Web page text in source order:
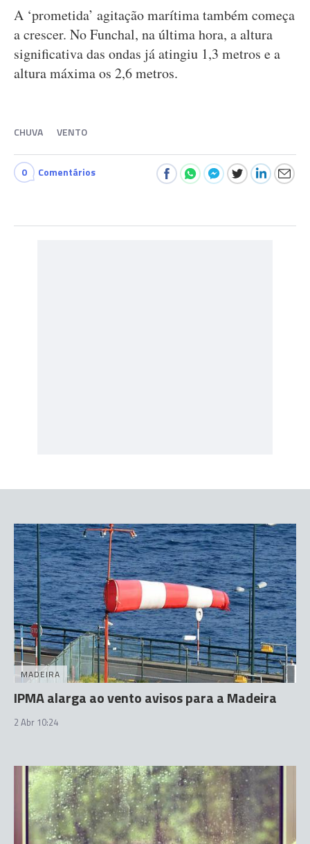
A ‘prometida’ agitação marítima também começa
a crescer. No Funchal, na última hora, a altura
significativa das ondas já atingiu 1,3 metros e a
altura máxima os 2,6 metros.
CHUVA VENTO
0 Comentários
MADEIRA
IPMA alarga ao vento avisos para a Madeira
2 Abr 10:24